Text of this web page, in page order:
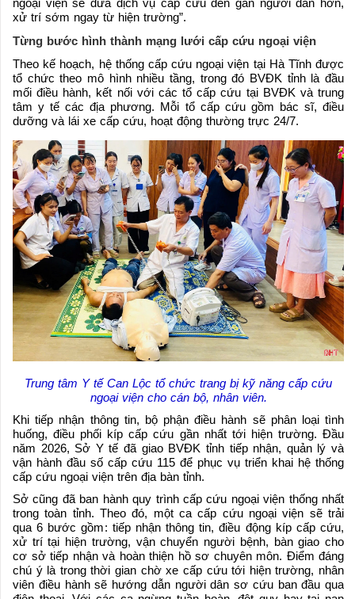
xử trí sớm ngay từ hiện trường”.
Từng bước hình thành mạng lưới cấp cứu ngoại viện
Theo kế hoạch, hệ thống cấp cứu ngoại viện tại Hà Tĩnh được
tổ chức theo mô hình nhiều tầng, trong đó BVĐK tỉnh là đầu
mối điều hành, kết nối với các tổ cấp cứu tại BVĐK và trung
tâm y tế các địa phương. Mỗi tổ cấp cứu gồm bác sĩ, điều
dưỡng và lái xe cấp cứu, hoạt động thường trực 24/7.
Trung tâm Y tế Can Lộc tổ chức trang bị kỹ năng cấp cứu
ngoại viện cho cán bộ, nhân viên.
Khi tiếp nhận thông tin, bộ phận điều hành sẽ phân loại tình
huống, điều phối kíp cấp cứu gần nhất tới hiện trường. Đầu
năm 2026, Sở Y tế đã giao BVĐK tỉnh tiếp nhận, quản lý và
vận hành đầu số cấp cứu 115 để phục vụ triển khai hệ thống
cấp cứu ngoại viện trên địa bàn tỉnh.
Sở cũng đã ban hành quy trình cấp cứu ngoại viện thống nhất
trong toàn tỉnh. Theo đó, một ca cấp cứu ngoại viện sẽ trải
qua 6 bước gồm: tiếp nhận thông tin, điều động kíp cấp cứu,
xử trí tại hiện trường, vận chuyển người bệnh, bàn giao cho
cơ sở tiếp nhận và hoàn thiện hồ sơ chuyên môn. Điểm đáng
chú ý là trong thời gian chờ xe cấp cứu tới hiện trường, nhân
viên điều hành sẽ hướng dẫn người dân sơ cứu ban đầu qua